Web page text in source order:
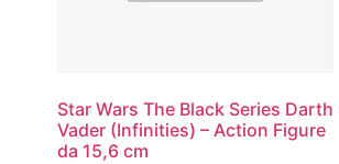
Star Wars The Black Series Darth
Vader (Infinities) – Action Figure
da 15,6 cm